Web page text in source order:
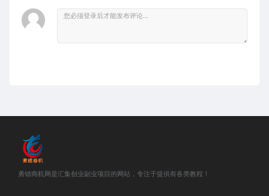
勇锶商机网是汇集创业副业项目的网站，专注于提供有各类教程！